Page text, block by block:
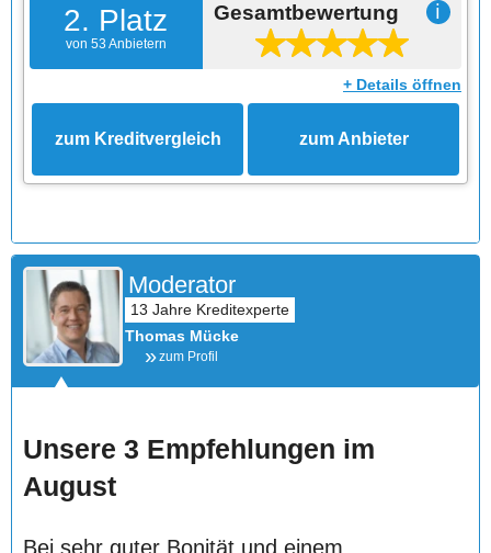
2. Platz
von 53 Anbietern
Gesamtbewertung ℹ
+ Details öffnen
zum Kreditvergleich zum Anbieter
Moderator
Thomas Mücke
zum Profil
Unsere 3 Empfehlungen im
August
Bei sehr guter Bonität und einem